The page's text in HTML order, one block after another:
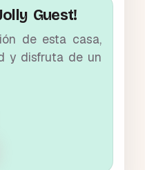
Guest!
de esta casa,
y disfruta de un